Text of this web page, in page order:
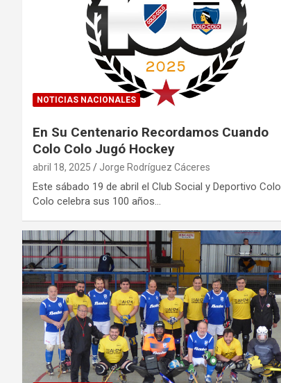
NOTICIAS NACIONALES
En Su Centenario Recordamos Cuando
Colo Colo Jugó Hockey
abril 18, 2025 Jorge Rodríguez Cáceres
Este sábado 19 de abril el Club Social y Deportivo Colo
Colo celebra sus 100 años…